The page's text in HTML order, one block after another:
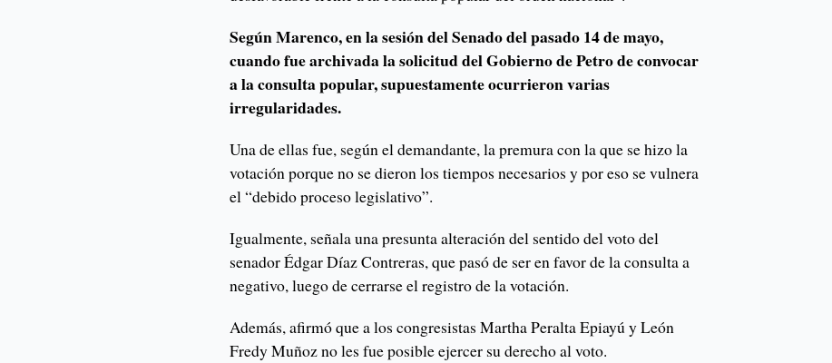
Según Marenco, en la sesión del Senado del pasado 14 de mayo,
cuando fue archivada la solicitud del Gobierno de Petro de convocar
a la consulta popular, supuestamente ocurrieron varias
irregularidades.
Una de ellas fue, según el demandante, la premura con la que se hizo la
votación porque no se dieron los tiempos necesarios y por eso se vulnera
el “debido proceso legislativo”.
Igualmente, señala una presunta alteración del sentido del voto del
senador Édgar Díaz Contreras, que pasó de ser en favor de la consulta a
negativo, luego de cerrarse el registro de la votación.
Además, afirmó que a los congresistas Martha Peralta Epiayú y León
Fredy Muñoz no les fue posible ejercer su derecho al voto.